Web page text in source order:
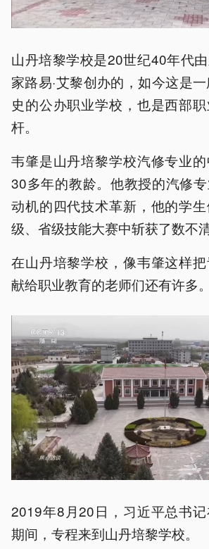
山丹培黎学校是20世纪40年代
家路易·艾黎创办的，如今这是
史的公办职业学校，也是西部
杆。
韦肇是山丹培黎学校汽修专业
30多年的教龄。他教授的汽修
动机的四代技术革新，他的学
级、省级技能大赛中斩获了数不清
在山丹培黎学校，像韦肇这样
献给职业教育的老师们还有许多。
2019年8月20日，习近平总书
期间，专程来到山丹培黎学校。